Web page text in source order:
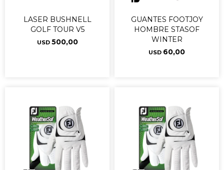
LASER BUSHNELL
GOLF TOUR V5
USD 500,00
GUANTES FOOTJOY
HOMBRE STASOF
WINTER
USD 60,00